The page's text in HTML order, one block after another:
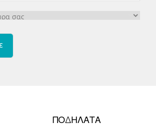
ΠΟΔΉΛΑΤΑ